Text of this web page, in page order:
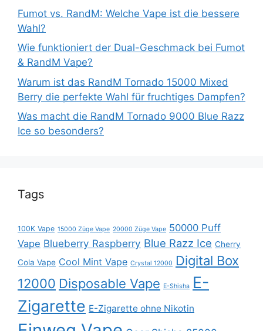
Fumot vs. RandM: Welche Vape ist die bessere
Wahl?
Wie funktioniert der Dual-Geschmack bei Fumot
& RandM Vape?
Warum ist das RandM Tornado 15000 Mixed
Berry die perfekte Wahl für fruchtiges Dampfen?
Was macht die RandM Tornado 9000 Blue Razz
Ice so besonders?
Tags
100K Vape 15000 Züge Vape 20000 Züge Vape 50000 Puff
Vape Blueberry Raspberry Blue Razz Ice Cherry
Cola Vape Cool Mint Vape Crystal 12000
Digital Box
12000 Disposable Vape E-Shisha E-
Zigarette E-Zigarette ohne Nikotin